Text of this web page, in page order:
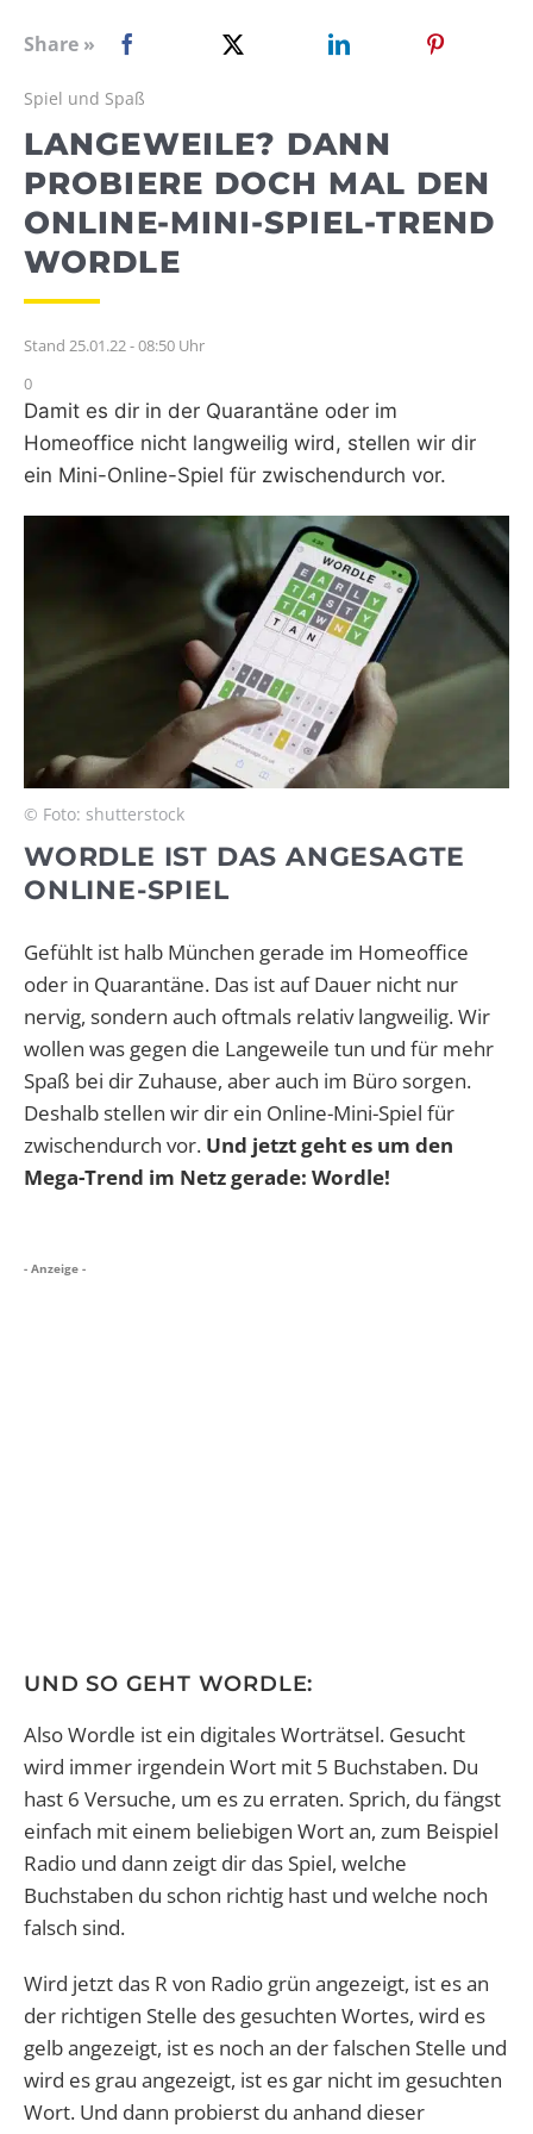
WEBRADIO
Share »
Spiel und Spaß
LANGEWEILE? DANN
PROBIERE DOCH MAL DEN
ONLINE-MINI-SPIEL-TREND
WORDLE
Stand 25.01.22 - 08:50 Uhr
0
Damit es dir in der Quarantäne oder im
Homeoffice nicht langweilig wird, stellen wir dir
ein Mini-Online-Spiel für zwischendurch vor.
© Foto: shutterstock
WORDLE IST DAS ANGESAGTE
ONLINE-SPIEL
Gefühlt ist halb München gerade im Homeoffice
oder in Quarantäne. Das ist auf Dauer nicht nur
nervig, sondern auch oftmals relativ langweilig. Wir
wollen was gegen die Langeweile tun und für mehr
Spaß bei dir Zuhause, aber auch im Büro sorgen.
Deshalb stellen wir dir ein Online-Mini-Spiel für
zwischendurch vor. Und jetzt geht es um den
Mega-Trend im Netz gerade: Wordle!
- Anzeige -
UND SO GEHT WORDLE:
Also Wordle ist ein digitales Worträtsel. Gesucht
wird immer irgendein Wort mit 5 Buchstaben. Du
hast 6 Versuche, um es zu erraten. Sprich, du fängst
einfach mit einem beliebigen Wort an, zum Beispiel
Radio und dann zeigt dir das Spiel, welche
Buchstaben du schon richtig hast und welche noch
falsch sind.
Wird jetzt das R von Radio grün angezeigt, ist es an
der richtigen Stelle des gesuchten Wortes, wird es
gelb angezeigt, ist es noch an der falschen Stelle und
wird es grau angezeigt, ist es gar nicht im gesuchten
Wort. Und dann probierst du anhand dieser